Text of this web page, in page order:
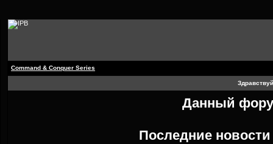
Command & Conquer Series
Данный
Последние